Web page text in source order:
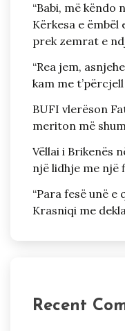
“Babi, më këndo
Kërkesa e ëmbël
prek zemrat e
“Rea jem,
kam me
BUFI vlerëson
meriton më
Vëllai i Brikenës
një lidhje me një
“Para fesë unë e
Krasniqi me
Recent